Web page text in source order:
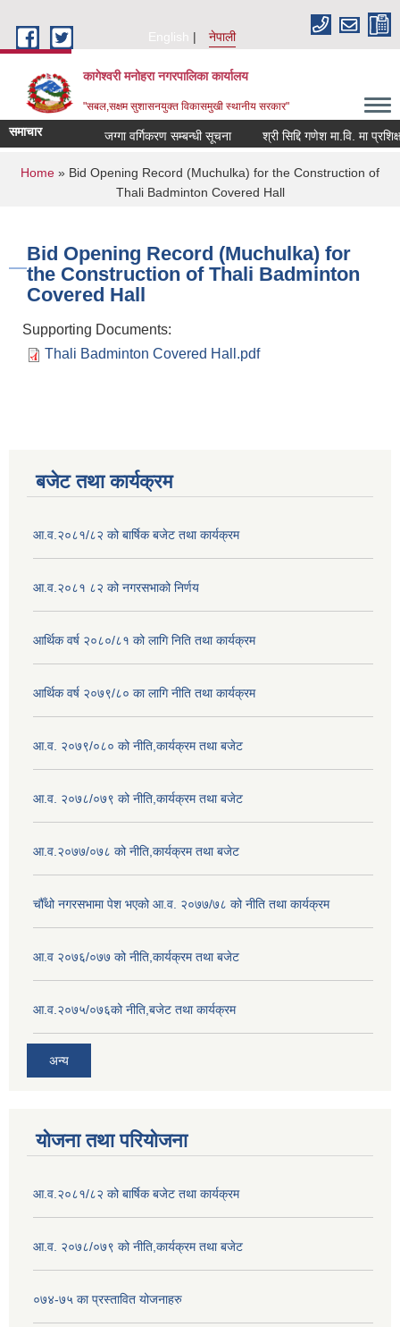
English
नेपाली
कागेश्वरी मनोहरा नगरपालिका कार्यालय
"सबल,सक्षम सुशासनयुक्त विकासमुखी स्थानीय सरकार"
समाचार जग्गा वर्गिकरण सम्बन्धी सूचना श्री सिद्दि गणेश मा.वि. मा
You are here
Home » Bid Opening Record (Muchulka) for the Construction of
Thali Badminton Covered Hall
Bid Opening Record (Muchulka) for
the Construction of Thali Badminton
Covered Hall
Supporting Documents:
Thali Badminton Covered Hall.pdf
बजेट तथा कार्यक्रम
आ.व.२०८१/८२ को बार्षिक बजेट तथा कार्यक्रम
आ.व.२०८१ ८२ को नगरसभाको निर्णय
आर्थिक वर्ष २०८०/८१ को लागि निति तथा कार्यक्रम
आर्थिक वर्ष २०७९/८० का लागि नीति तथा कार्यक्रम
आ.व. २०७९/०८० को नीति,कार्यक्रम तथा बजेट
आ.व. २०७८/०७९ को नीति,कार्यक्रम तथा बजेट
आ.व.२०७७/०७८ को नीति,कार्यक्रम तथा बजेट
चौँथो नगरसभामा पेश भएको आ.व. २०७७/७८ को नीति तथा कार्यक्रम
आ.व २०७६/०७७ को नीति,कार्यक्रम तथा बजेट
आ.व.२०७५/०७६को नीति,बजेट तथा कार्यक्रम
अन्य
योजना तथा परियोजना
आ.व.२०८१/८२ को बार्षिक बजेट तथा कार्यक्रम
आ.व. २०७८/०७९ को नीति,कार्यक्रम तथा बजेट
०७४-७५ का प्रस्तावित योजनाहरु